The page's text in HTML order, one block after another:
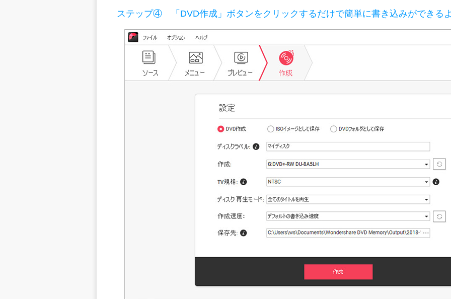
ステップ④ 「DVD作成」ボタンをクリックするだけで簡単に書き込みができる